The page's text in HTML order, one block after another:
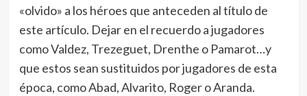
«olvido» a los héroes que anteceden al título de
este artículo. Dejar en el recuerdo a jugadores
como Valdez, Trezeguet, Drenthe o Pamarot…y
que estos sean sustituidos por jugadores de esta
época, como Abad, Alvarito, Roger o Aranda.